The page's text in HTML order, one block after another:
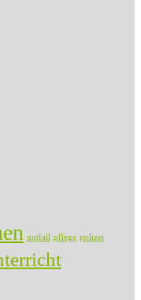
notfall pflege polizei